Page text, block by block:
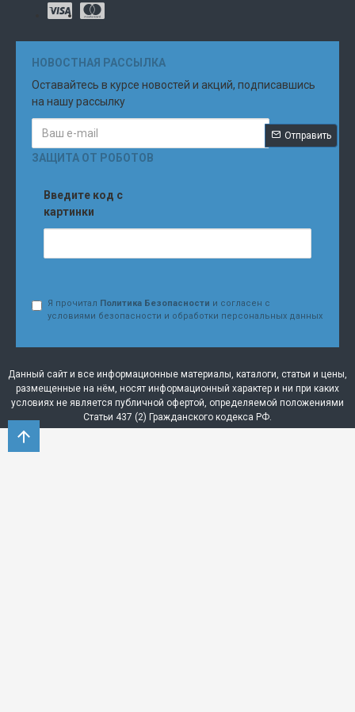
НОВОСТНАЯ РАССЫЛКА
Оставайтесь в курсе новостей и акций, подписавшись
на нашу рассылку
Отправить
ЗАЩИТА ОТ РОБОТОВ
Введите код с
картинки
Я прочитал Политика Безопасности и согласен с
условиями безопасности и обработки персональных данных
Данный сайт и все информационные материалы, каталоги, статьи и цены,
размещенные на нём, носят информационный характер и ни при каких
условиях не является публичной офертой, определяемой положениями
Статьи 437 (2) Гражданского кодекса РФ.